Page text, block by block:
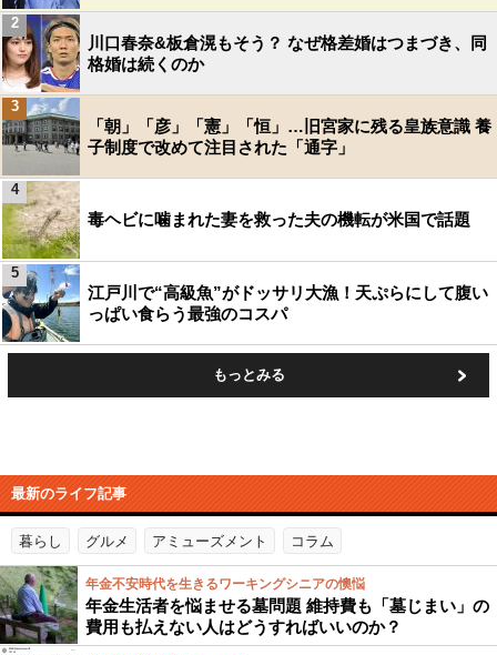
川口春奈&板倉滉もそう？ なぜ格差婚はつまづき、同
格婚は続くのか
2
「朝」「彦」「憲」「恒」…旧宮家に残る皇族意識 養
子制度で改めて注目された「通字」
3
毒ヘビに噛まれた妻を救った夫の機転が米国で話題
4
江戸川で“高級魚”がドッサリ大漁！天ぷらにして腹い
っぱい食らう最強のコスパ
5
もっとみる
最新のライフ記事
暮らし グルメ アミューズメント コラム
年金不安時代を生きるワーキングシニアの懊悩
年金生活者を悩ませる墓問題 維持費も「墓じまい」の
費用も払えない人はどうすればいいのか？